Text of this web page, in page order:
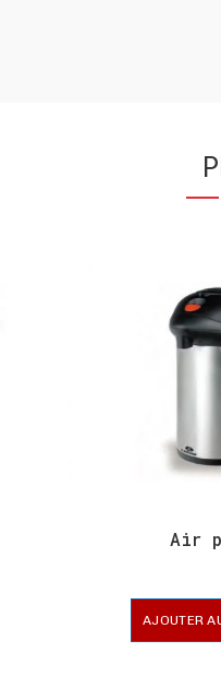
Air
AJOUTER